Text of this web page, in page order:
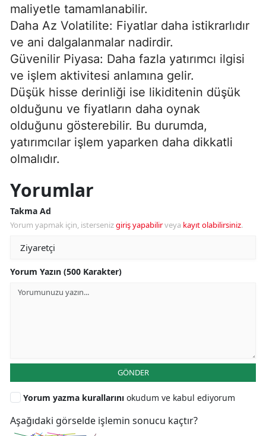
maliyetle tamamlanabilir.
Daha Az Volatilite: Fiyatlar daha istikrarlıdır
ve ani dalgalanmalar nadirdir.
Güvenilir Piyasa: Daha fazla yatırımcı ilgisi
ve işlem aktivitesi anlamına gelir.
Düşük hisse derinliği ise likiditenin düşük
olduğunu ve fiyatların daha oynak
olduğunu gösterebilir. Bu durumda,
yatırımcılar işlem yaparken daha dikkatli
olmalıdır.
Yorumlar
Takma Ad
Yorum yapmak için, istersenizgiriş yapabilirveya kayıt olabilirsiniz.
Yorum Yazın (500 Karakter)
GÖNDER
Yorum yazma kurallarını okudum ve kabul ediyorum
Aşağıdaki görselde işlemin sonucu kaçtır?